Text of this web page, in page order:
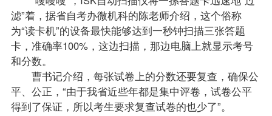
滤”着，据省自考办微机科的陈老师介绍，这个俗称
为“读卡机”的设备最快能够达到一秒钟扫描三张答题
卡，准确率100%，这边扫描，那边电脑上就显示考号
和分数。
曹书记介绍，每张试卷上的分数还要复查，确保公
平、公正，“由于我省近些年都是集中评卷，试卷公平
得到了保证，所以考生要求复查试卷的也少了”。